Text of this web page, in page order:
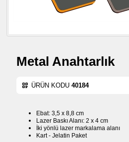
Metal Anahtarlık
ÜRÜN KODU 40184
Ebat: 3,5 x 8,8 cm
Lazer Baskı Alanı: 2 x 4 cm
İki yönlü lazer markalama alanı
Kart - Jelatin Paket